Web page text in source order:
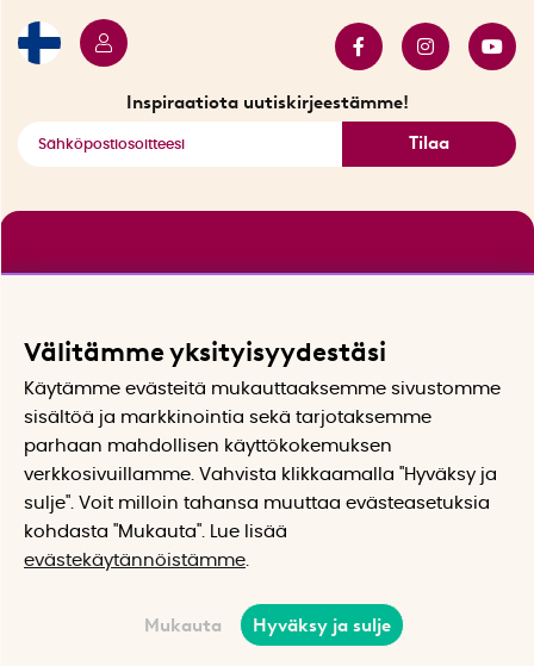
Inspiraatiota uutiskirjeestämme!
Tilaa
Välitämme yksityisyydestäsi
Käytämme evästeitä mukauttaaksemme sivustomme
sisältöä ja markkinointia sekä tarjotaksemme
parhaan mahdollisen käyttökokemuksen
verkkosivuillamme. Vahvista klikkaamalla "Hyväksy ja
sulje". Voit milloin tahansa muuttaa evästeasetuksia
kohdasta "Mukauta". Lue lisää
evästekäytännöistämme
Mukauta Hyväksy ja sulje